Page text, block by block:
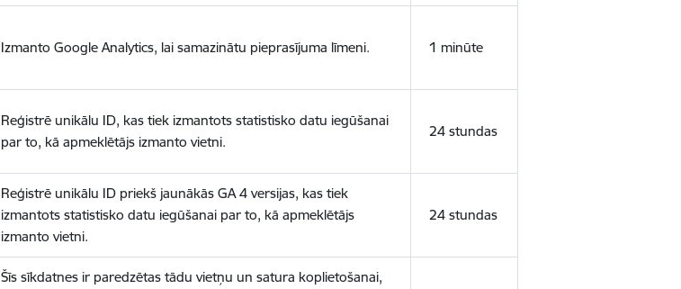
Izmanto Google Analytics, lai samazinātu pieprasījuma līmeni. 1 minūte
Reģistrē unikālu ID, kas tiek izmantots statistisko datu iegūšanai
par to, kā apmeklētājs izmanto vietni.
24 stundas
Reģistrē unikālu ID priekš jaunākās GA 4 versijas, kas tiek
izmantots statistisko datu iegūšanai par to, kā apmeklētājs
izmanto vietni.
24 stundas
Šīs sīkdatnes ir paredzētas tādu vietņu un satura koplietošanai,